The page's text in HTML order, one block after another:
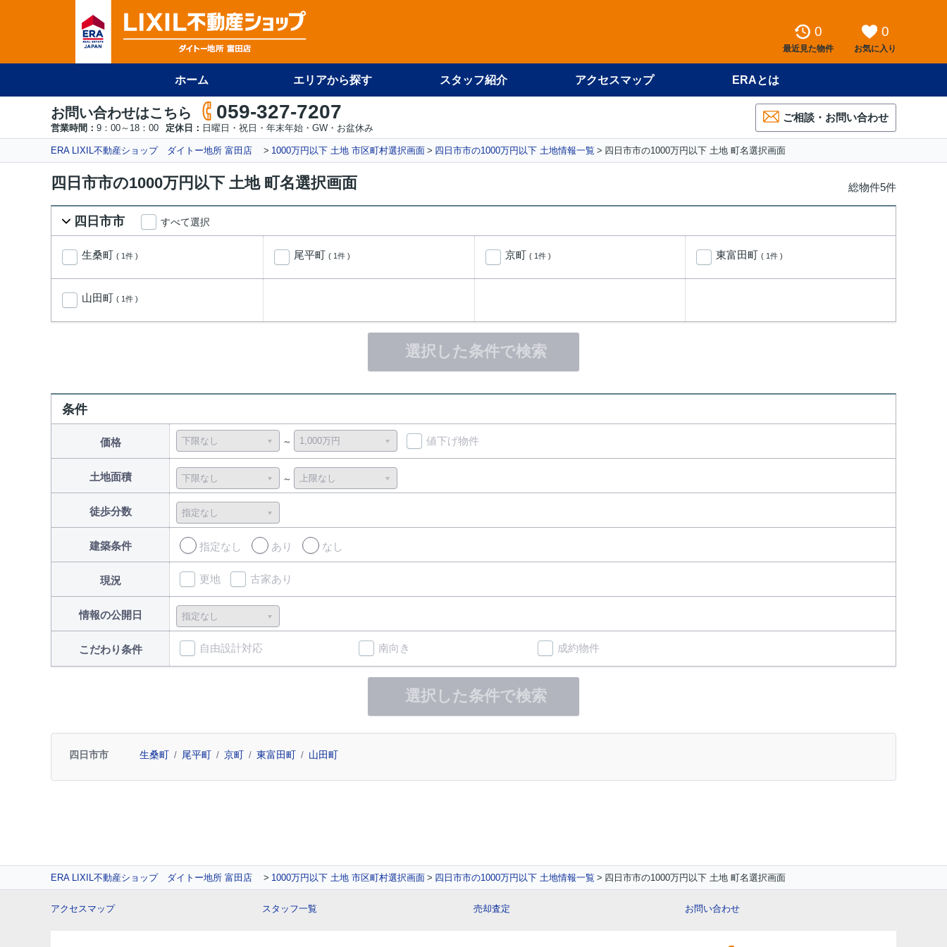
0
最近見た物件
0
お気に入り
ホーム エリアから探す スタッフ紹介 アクセスマップ ERAとは
お問い合わせはこちら 059-327-7207
営業時間： 9：00～18：00 定休日： 日曜日・祝日・年末年始・GW・お盆休み
ご相談・お問い合わせ
ERA LIXIL不動産ショップ ダイトー地所 富田店 1000万円以下 土地 市区町村選択画面 四日市市の1000万円以下 土地情報一覧 四日市市の1000万円以下 土地 町名選択画面
四日市市の1000万円以下 土地 町名選択画面 総物件5件
四日市市 すべて選択
生桑町 ( 1件 ) 尾平町 ( 1件 ) 京町 ( 1件 ) 東富田町 ( 1件 )
山田町 ( 1件 )
選択した条件で検索
条件
価格 値下げ物件
土地面積
徒歩分数
建築条件 指定なし あり なし
現況 更地 古家あり
情報の公開日
こだわり条件 自由設計対応 南向き 成約物件
選択した条件で検索
四日市市 生桑町 尾平町 京町 東富田町 山田町
ERA LIXIL不動産ショップ ダイトー地所 富田店 1000万円以下 土地 市区町村選択画面 四日市市の1000万円以下 土地情報一覧 四日市市の1000万円以下 土地 町名選択画面
アクセスマップ スタッフ一覧 売却査定 お問い合わせ